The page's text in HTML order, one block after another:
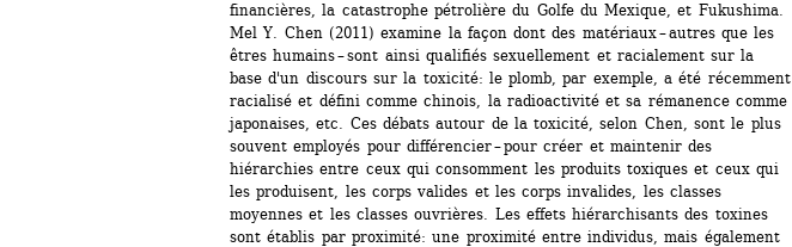
financières, la catastrophe pétrolière du Golfe du Mexique, et Fukushima.
Mel Y. Chen (2011) examine la façon dont des matériaux – autres que les
êtres humains – sont ainsi qualifiés sexuellement et racialement sur la
base d'un discours sur la toxicité: le plomb, par exemple, a été récemment
racialisé et défini comme chinois, la radioactivité et sa rémanence comme
japonaises, etc. Ces débats autour de la toxicité, selon Chen, sont le plus
souvent employés pour différencier – pour créer et maintenir des
hiérarchies entre ceux qui consomment les produits toxiques et ceux qui
les produisent, les corps valides et les corps invalides, les classes
moyennes et les classes ouvrières. Les effets hiérarchisants des toxines
sont établis par proximité: une proximité entre individus, mais également